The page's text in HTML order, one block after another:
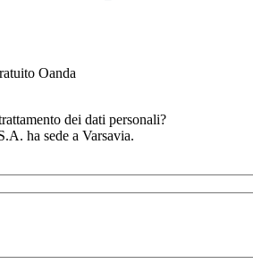
Oanda
dei dati personali?
ha sede a Varsavia.